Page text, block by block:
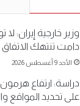
وزير خارجية إيران:
دامت تنتهك
الأحد 9 أغسطس 2026
دراسة: ارتفاع هرمون
على تحديد المواقع